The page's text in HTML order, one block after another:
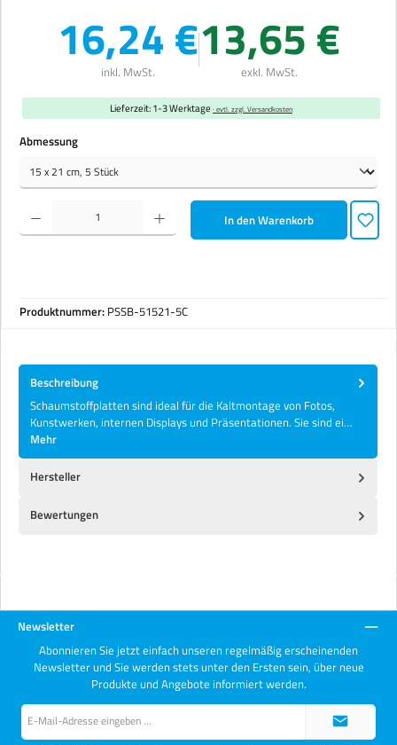
16,24 €
inkl. MwSt.
13,65 €
exkl. MwSt.
Lieferzeit: 1-3 Werktage · evtl. zzgl. Versandkosten
Abmessungauswählen
Produkt Anzahl: Gib den gewünschten Wert ein oder benutze die Schaltflächen um die Anzahl zu
In den Warenkorb
Produktnummer: PSSB-51521-5C
Beschreibung
Schaumstoffplatten sind ideal für die Kaltmontage von Fotos,
Kunstwerken, internen Displays und Präsentationen. Sie sind ei…
Mehr
Hersteller
Bewertungen
Newsletter
Abonnieren Sie jetzt einfach unseren regelmäßig erscheinenden
Newsletter und Sie werden stets unter den Ersten sein, über neue
Produkte und Angebote informiert werden.